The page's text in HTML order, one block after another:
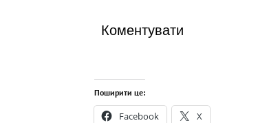
Коментувати
Поширити це:
Facebook X